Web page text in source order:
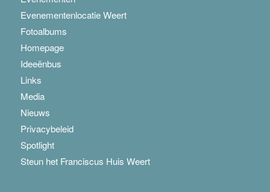
Evenementenlocatie Weert
Fotoalbums
Homepage
Ideeënbus
Links
Media
Nieuws
Privacybeleid
Spotlight
Steun het Franciscus Huis Weert